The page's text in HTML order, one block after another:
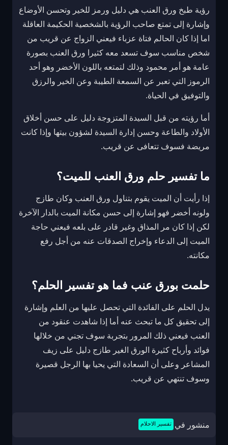
رؤية طبخ ورق العنب هي دليل ورمز للخير وتحسن الأوضاع
وإشارة إلى تمتع صاحب الرؤية بالشخصية الحكيمة العاقلة
اما إذا كان الحالم فتاة عزباء فيعني الزواج عن قريب من
شخص مناسب سوف تسعد معه كثيرا ورق العنب بصورة
عامة هو أمر محمود وذلك لتمتعه باللون الأخضر وهو أحد
الرموز التي تعبر عن السمعة الطيبة وعن الخير والرزق
والتوفيق في الحياة.
أما رؤيته من قبل السيدة المتزوجة دليل على حسن أخلاق
الأولاد والطاعة وحسن إدارة السيدة لشؤون بيتها وإذا كانت
مريضة فسوف تتعافى عن قريب.
ما تفسير حلم ورق العنب للميت؟
إذا رأيت أن الميت يقوم بتناول ورق العنب وكان طازج
ولونه أخضر فهو إشارة إلى حسن مكانة الميت بالدار الآخرة
لكن إذا كان مر المذاق وغير قادر على بلعه فيعني حاجة
الميت إلى الدعاء وإخراج الصدقات عنه من أجل رفع
مكانته.
حلمت بورق عنب فما هو تفسير الحلم؟
يدل الحلم على الفائدة التي تحصل عليها من العلم وإشارة
إلى تحقيق كل ما تبحث عنه أما إذا شاهدت عنقود من
العنب فيعني ذلك المرور بتجربة سوف تجني من خلالها
فوائد وأرباح كثيرة الورق الغير طازج دليل على زيف
المشاعر وعلى أن السعادة التي يحيا بها الرجل قصيرة
وسوف تنتهي عن قريب.
منشور في تفسير الاحلام